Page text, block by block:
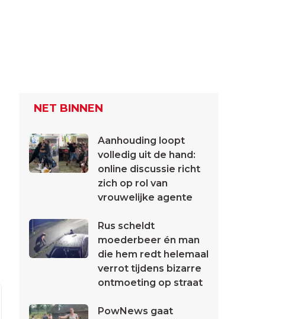
NET BINNEN
Aanhouding loopt
volledig uit de hand:
online discussie richt
zich op rol van
vrouwelijke agente
Rus scheldt
moederbeer én man
die hem redt helemaal
verrot tijdens bizarre
ontmoeting op straat
PowNews gaat